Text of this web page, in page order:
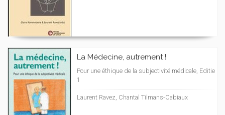
La Médecine, autrement !
Pour une éthique de la subjectivité médicale, Editie
1
Laurent Ravez, Chantal Tilmans-Cabiaux